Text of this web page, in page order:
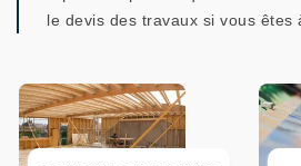
le devis des travaux si vous êtes